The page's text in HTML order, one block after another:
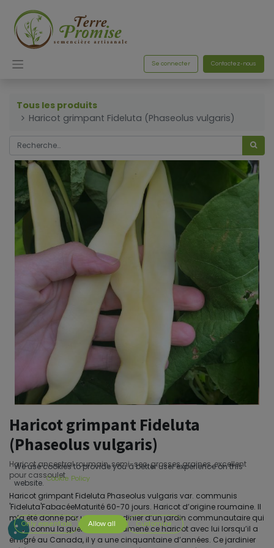
Se connecter Contactez-nous
Tous les produits
Haricot grimpant Fideluta (Phaseolus vulgaris)
Haricot grimpant Fideluta
(Phaseolus vulgaris)
Haricot ancestral roumain, semi-sec, grosses graines, excellent
pour cassoulet.
Haricot grimpant Fideluta Phaseolus vulgaris var. communis
'Fideluta'FabacéeMaturité 60-70 jours. Haricot d’origine roumaine. Il
m’a été donné par un vieux jardinier d’un jardin communautaire qui
avait connu la guerre et qui a amené ce haricot avec lui lorsqu’il a
émigré au Canada, il y a une cinquantaine d’années. Ce jardinier
We use cookies to provide you a better user experience on this
website. Cookie Policy
Only essentials Allow all Customize